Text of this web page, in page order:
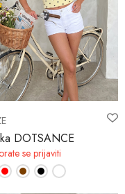
DOTSANCE
se prijaviti